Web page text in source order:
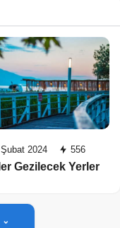
2024 556
Gezilecek Yerler